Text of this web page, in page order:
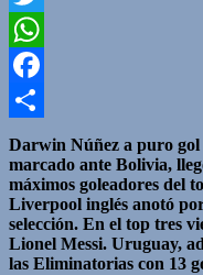
Twitter
WhatsApp
Facebook
Compartir
Darwin Núñez a puro
marcado ante Bolivia,
máximos goleadores del
Liverpool inglés anotó
selección. En el top tres
Lionel Messi. Uruguay,
las Eliminatorias con 13